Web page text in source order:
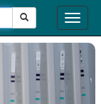
Toggle